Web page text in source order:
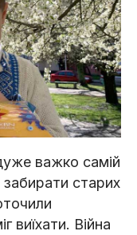
важко самій
забирати старих
виїхати. Війна